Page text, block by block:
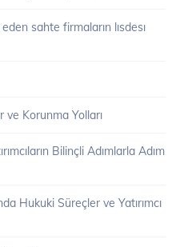
sahte firmaların lısdesı
ve Korunma Yolları
Bilinçli Adımlarla Adım
Hukuki Süreçler ve Yatırımcı